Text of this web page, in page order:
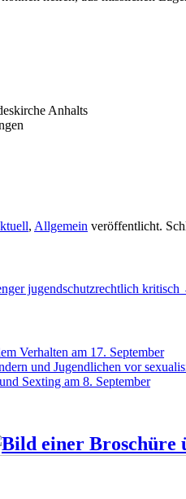
Anhalts
, Allgemein veröffentlicht.
jugendschutzrechtlich kritisch
Verhalten am 17. September
und Jugendlichen vor
Sexting am 8. September